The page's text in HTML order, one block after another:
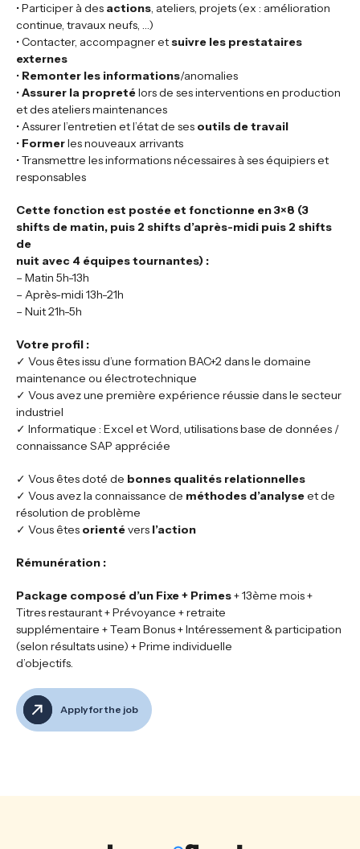
• Participer à des actions, ateliers, projets (ex : amélioration
continue, travaux neufs, …)
• Contacter, accompagner et suivre les prestataires
externes
• Remonter les informations/anomalies
•Assurer la propretélors de ses interventions en production
et des ateliers maintenances
• Assurer l’entretien et l’état de ses outils de travail
• Formerles nouveaux arrivants
• Transmettre les informations nécessaires à ses équipiers et
responsables
Cette fonction est postée et fonctionne en 3×8 (3
shifts de matin, puis 2 shifts d’après-midi puis 2 shifts
de
nuit avec 4 équipes tournantes) :
– Matin 5h-13h
– Après-midi 13h-21h
– Nuit 21h-5h
Votre profil :
✓ Vous êtes issu d’une formation BAC+2 dans le domaine
maintenance ou électrotechnique
✓ Vous avez une première expérience réussie dans le secteur
industriel
✓ Informatique : Excel et Word, utilisations base de données /
connaissance SAP appréciée
✓ Vous êtes doté de bonnes qualités relationnelles
✓ Vous avez la connaissance de méthodes d’analyseet de
résolution de problème
✓ Vous êtes orientévers l’action
Rémunération :
Package composé d’un Fixe + Primes+ 13ème mois +
Titres restaurant + Prévoyance + retraite
supplémentaire + Team Bonus + Intéressement & participation
(selon résultats usine) + Prime individuelle
d’objectifs.
Apply for the job